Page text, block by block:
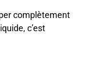
complètement
c’est